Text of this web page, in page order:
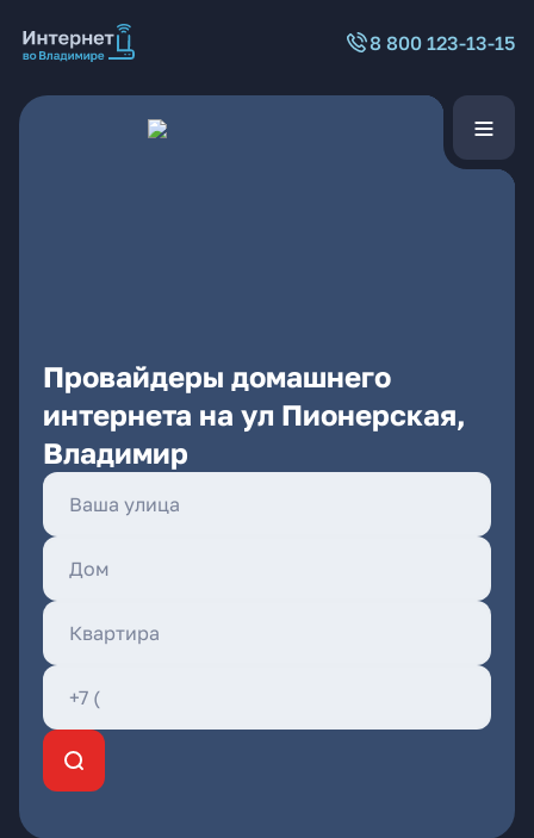
8 800 123-13-15
Провайдеры домашнего
интернета на ул Пионерская,
Владимир